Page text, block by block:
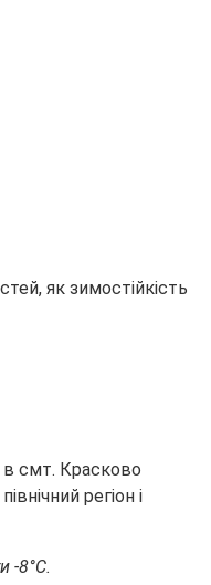
як зимостійкість
в смт. Красково
регіон і
-8°С.